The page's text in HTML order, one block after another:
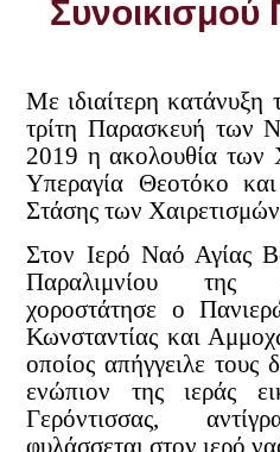
Συνοικισμού
Με ιδιαίτερη κατάνυξη
τρίτη Παρασκευή των
2019 η ακολουθία των
Υπεραγία Θεοτόκο
Στάσης των
Στον Ιερό Ναό Αγίας
Παραλιμνίου της
χοροστάτησε ο
Κωνσταντίας και
οποίος απήγγειλε τους
ενώπιον της ιεράς
Γερόντισσας,